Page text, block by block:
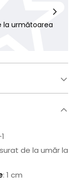
la următoarea
de la umăr la
: 1 cm